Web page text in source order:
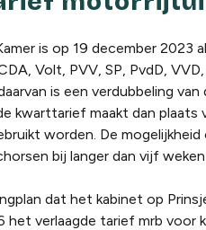
is op 19 december 2023
Volt, PVV, SP, PvdD,
is een verdubbeling
kwarttarief maakt dan
worden. De
bij langer dan vijf
dat het kabinet op
het verlaagde tarief mrb voor